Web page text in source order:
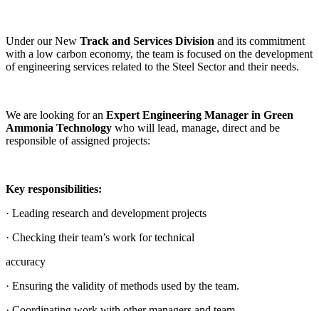
Under our New Track and Services Division and its commitment
with a low carbon economy, the team is focused on the development
of engineering services related to the Steel Sector and their needs.
We are looking for an Expert Engineering Manager in Green
Ammonia Technology who will lead, manage, direct and be
responsible of assigned projects:
Key responsibilities:
· Leading research and development projects
· Checking their team’s work for technical
accuracy
· Ensuring the validity of methods used by the team.